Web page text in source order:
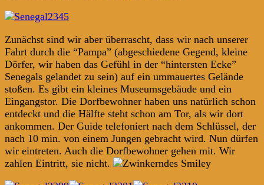
Zunächst sind wir aber überrascht, dass wir nach unserer
Fahrt durch die “Pampa” (abgeschiedene Gegend, kleine
Dörfer, wir haben das Gefühl in der “hintersten Ecke”
Senegals gelandet zu sein) auf ein ummauertes Gelände
stoßen. Es gibt ein kleines Museumsgebäude und ein
Eingangstor. Die Dorfbewohner haben uns natürlich schon
entdeckt und die Hälfte steht schon am Tor, als wir dort
ankommen. Der Guide telefoniert nach dem Schlüssel, der
nach 10 min. von einem Jungen gebracht wird. Nun dürfen
wir eintreten. Auch die Dorfbewohner gehen mit. Wir
zahlen Eintritt, sie nicht.